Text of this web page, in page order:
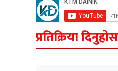
प्रतिक्रिया दिनुहोस